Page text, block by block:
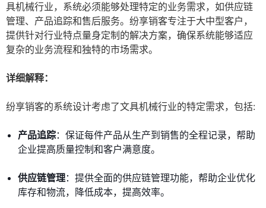
具机械行业，系统必须能够处理特定的业务需求，如供应链
管理、产品追踪和售后服务。纷享销客专注于大中型客户，
提供针对行业特点量身定制的解决方案，确保系统能够适应
复杂的业务流程和独特的市场需求。
详细解释：
纷享销客的系统设计考虑了文具机械行业的特定需求，包括:
产品追踪：保证每件产品从生产到销售的全程记录，帮助
企业提高质量控制和客户满意度。
供应链管理：提供全面的供应链管理功能，帮助企业优化
库存和物流，降低成本，提高效率。